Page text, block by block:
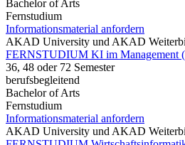
Bachelor of Arts
Fernstudium
Informationsmaterial anfordern
AKAD University und AKAD
FERNSTUDIUM KI im Management
36, 48 oder 72 Semester
berufsbegleitend
Bachelor of Arts
Fernstudium
Informationsmaterial anfordern
AKAD University und AKAD